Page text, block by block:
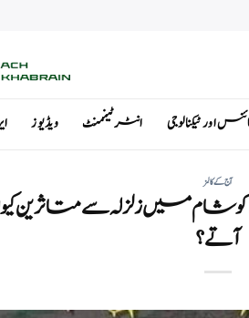
اور ٹیکنالوجی انٹرٹینمنٹ ویڈیوز
آج کے کالمز
کو شام میں زلزلہ سے
آتے؟